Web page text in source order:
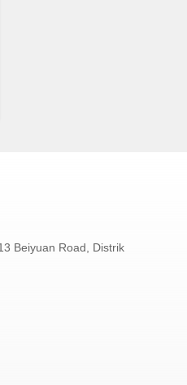
Beiyuan Road, Distrik